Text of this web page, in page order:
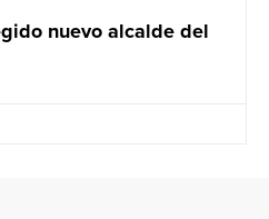
nuevo alcalde del